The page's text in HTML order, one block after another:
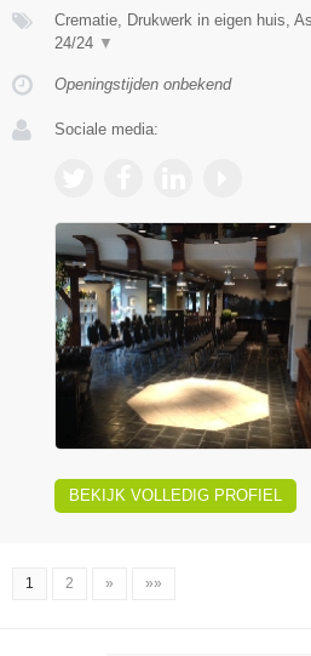
Crematie, Drukwerk in eigen huis,
24/24 ▼
Openingstijden onbekend
Sociale media:
BEKIJK VOLLEDIG PROFIEL
1 2 » »»